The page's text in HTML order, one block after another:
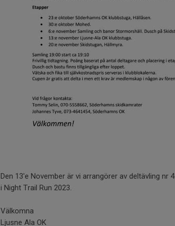
Den 13'e November är vi arrangörer av deltävling nr 4
i Night Trail Run 2023.
Välkomna
Ljusne Ala OK